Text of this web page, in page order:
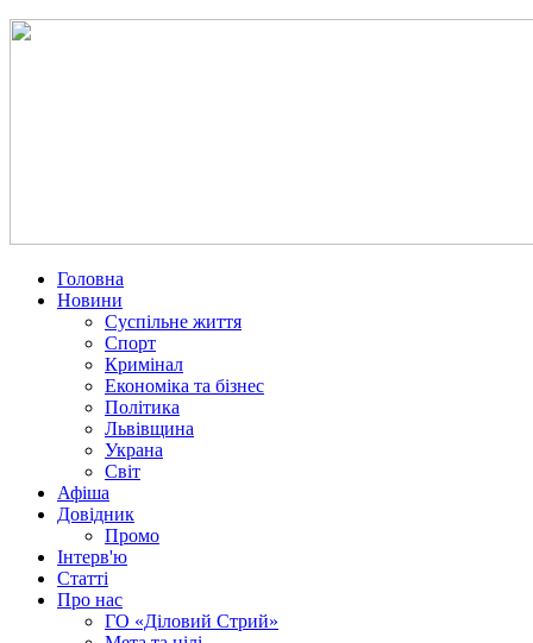
Головна
Новини
Суспільне життя
Спорт
Кримінал
Економіка та бізнес
Політика
Львівщина
Украна
Світ
Афіша
Довідник
Промо
Інтерв'ю
Статті
Про нас
ГО «Діловий Стрий»